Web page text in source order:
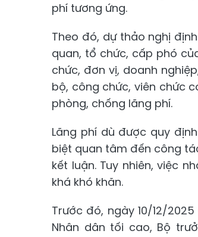
phí tương ứng.
Theo đó, dự thảo nghị
quan, tổ chức, cấp phó
chức, đơn vị, doanh
bộ, công chức, viên chức
phòng, chống lãng phí.
Lãng phí dù được quy
biệt quan tâm đến công
kết luận. Tuy nhiên, việc
khá khó khăn.
Trước đó, ngày 10/12/
Nhân dân tối cao, Bộ